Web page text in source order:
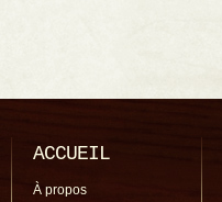
ACCUEIL
À propos